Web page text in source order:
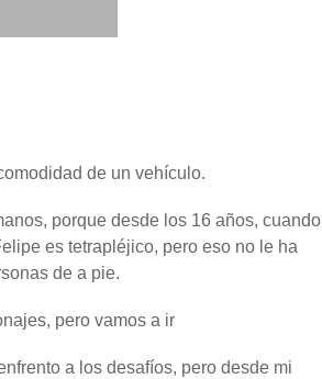
de un vehículo.
porque desde los 16 años, cuando
es tetrapléjico, pero eso no le ha
de a pie.
pero vamos a ir
a los desafíos, pero desde mi